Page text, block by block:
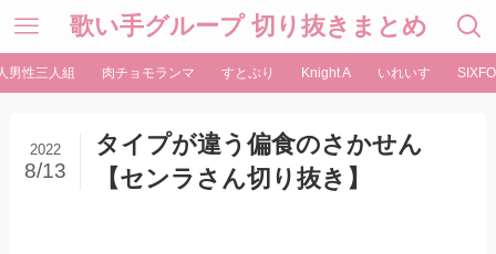
歌い手グループ 切り抜きまとめ
男性三人組 肉チョモランマ すとぷり Knight A いれいす
タイプが違う偏食のさかせん
【センラさん切り抜き】
2022
8/13